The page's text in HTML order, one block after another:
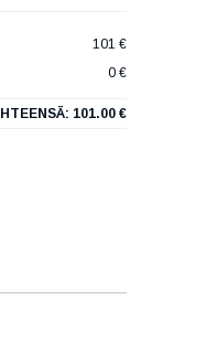
101 €
0 €
101.00 €